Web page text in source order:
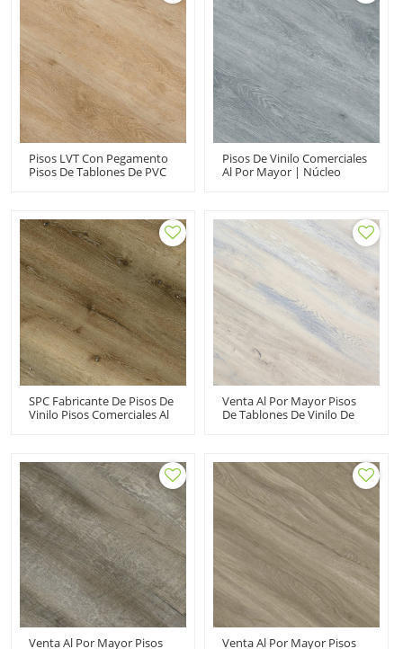
Reciclable HIF 20481
Las Manchas HDF 9126
Pisos LVT Con Pegamento
Pisos De Tablones De PVC
Impermeable Sala De Estar
Pisos Para Niños HIF 20485
Pisos De Vinilo Comerciales
Al Por Mayor | Núcleo
Agua Snap Together |
7.2''X48'' 4.0/0.3 IXPE
Underpad Los Más
Vendidos RTS 20802
SPC Fabricante De Pisos De
Vinilo Pisos Comerciales Al
Comercial | IXPE Absorción
De Sonido RTS 20806
Venta Al Por Mayor Pisos
De Tablones De Vinilo De
Económico Resiliente HIF
20486
Venta Al Por Mayor Pisos
Venta Al Por Mayor Pisos